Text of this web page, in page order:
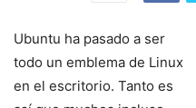
Ubuntu ha pasado a ser
todo un emblema de Linux
en el escritorio. Tanto es